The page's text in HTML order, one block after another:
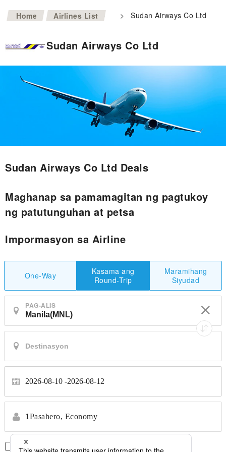
Home >
Airlines List > Sudan Airways Co Ltd
Sudan Airways Co Ltd
Sudan Airways Co Ltd Deals
Maghanap sa pamamagitan ng pagtukoy
ng patutunguhan at petsa
Impormasyon sa Airline
One-Way
Kasama ang
Round-Trip
Maramihang
Siyudad
PAG-ALIS
2026-08-10 2026-08-12
1Pasahero, Economy
Direktang Flight Lamang *Walang paglilipat